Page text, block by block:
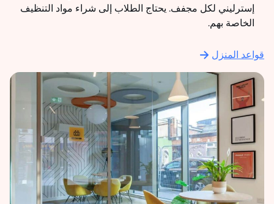
إسترليني لكل مجفف. يحتاج الطلاب إلى شراء مواد التنظيف
الخاصة بهم.
قواعد المنزل